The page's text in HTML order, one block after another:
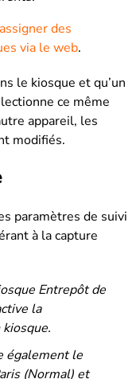
des
via le web.
le kiosque et qu’un
ce même
appareil, les
modifiés.
paramètres de suivi
à la capture
Entrepôt de
la
également le
(Normal) et